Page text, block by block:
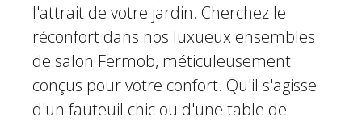
l'attrait de votre jardin. Cherchez le
réconfort dans nos luxueux ensembles
de salon Fermob, méticuleusement
conçus pour votre confort. Qu'il s'agisse
d'un fauteuil chic ou d'une table de